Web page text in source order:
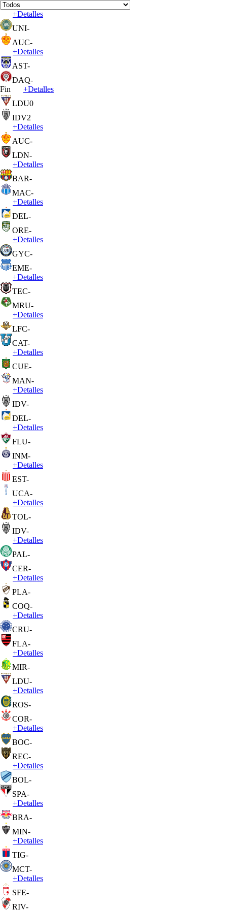
+Detalles
UNI-
AUC-
+Detalles
AST-
DAQ-
Fin
+Detalles
LDU0
IDV2
+Detalles
AUC-
LDN-
+Detalles
BAR-
MAC-
+Detalles
DEL-
ORE-
+Detalles
GYC-
EME-
+Detalles
TEC-
MRU-
+Detalles
LFC-
CAT-
+Detalles
CUE-
MAN-
+Detalles
IDV-
DEL-
+Detalles
FLU-
INM-
+Detalles
EST-
UCA-
+Detalles
TOL-
IDV-
+Detalles
PAL-
CER-
+Detalles
PLA-
COQ-
+Detalles
CRU-
FLA-
+Detalles
MIR-
LDU-
+Detalles
ROS-
COR-
+Detalles
BOC-
REC-
+Detalles
BOL-
SPA-
+Detalles
BRA-
MIN-
+Detalles
TIG-
MCT-
+Detalles
SFE-
RIV-